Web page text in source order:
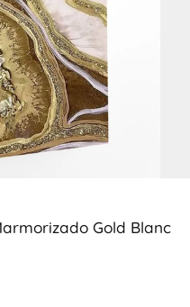
Gold Blanc